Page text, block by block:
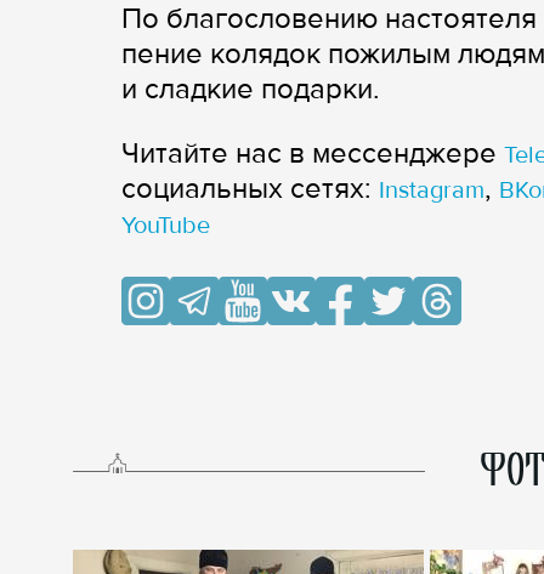
По благословению
пение колядок пожилым
и сладкие подарки.
Читайте нас в мессенджере
cоциальных сетях: Instagram,
YouTube